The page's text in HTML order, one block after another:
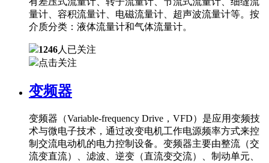
量计、容积流量计、电磁流量计、超声波流量计等。按
介质分类：液体流量计和气体流量计。
1246人已关注
点击关注
变频器
变频器（Variable-frequency Drive，VFD）是应用变频技
术与微电子技术，通过改变电机工作电源频率方式来控
制交流电动机的电力控制设备。变频器主要由整流（交
流变直流）、滤波、逆变（直流变交流）、制动单元、